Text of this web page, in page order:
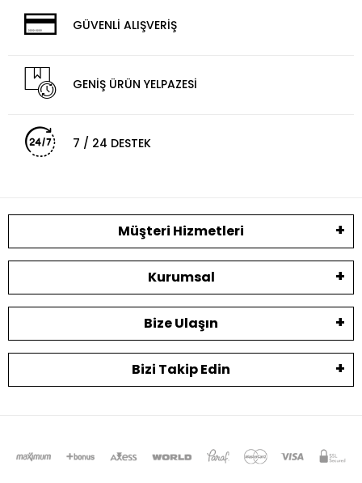
GÜVENLİ ALIŞVERİŞ
GENİŞ ÜRÜN YELPAZESİ
7 / 24 DESTEK
Müşteri Hizmetleri
Kurumsal
Bize Ulaşın
Bizi Takip Edin